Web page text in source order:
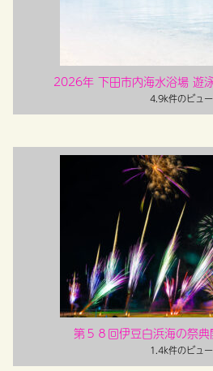
2026年 下田市内海水浴場 遊
4.9k件のビュー
第５８回伊豆白浜海の祭
1.4k件のビュー